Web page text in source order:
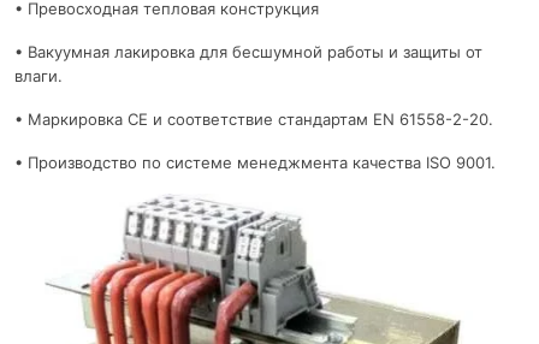
• Превосходная тепловая конструкция
• Вакуумная лакировка для бесшумной работы и защиты от
влаги.
• Маркировка CE и соответствие стандартам EN 61558-2-20.
• Производство по системе менеджмента качества ISO 9001.